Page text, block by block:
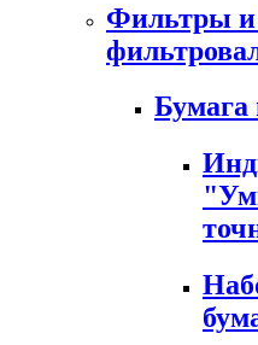
Фильтры и
Бумага